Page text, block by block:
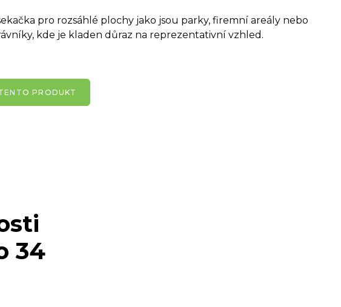
pro rozsáhlé plochy jako jsou parky, firemní areály nebo
kde je kladen důraz na reprezentativní vzhled.
PRODUKT
34